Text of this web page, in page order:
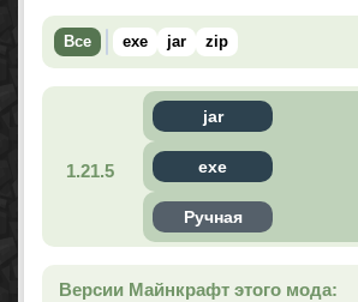
Все exe jar zip
1.21.5
jar
exe
Ручная
Версии Майнкрафт этого мода: